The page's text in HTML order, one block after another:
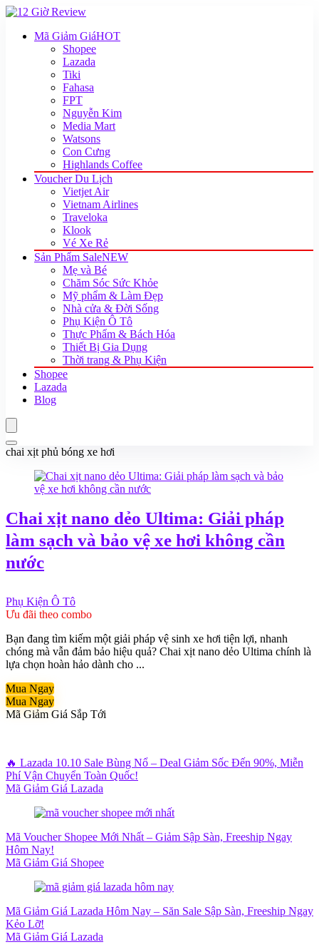
Mã Giảm GiáHOT
Shopee
Lazada
Tiki
Fahasa
FPT
Nguyễn Kim
Media Mart
Watsons
Con Cưng
Highlands Coffee
Voucher Du Lịch
Vietjet Air
Vietnam Airlines
Traveloka
Klook
Vé Xe Rẻ
Sản Phẩm SaleNEW
Mẹ và Bé
Chăm Sóc Sức Khỏe
Mỹ phẩm & Làm Đẹp
Nhà cửa & Đời Sống
Phụ Kiện Ô Tô
Thực Phẩm & Bách Hóa
Thiết Bị Gia Dụng
Thời trang & Phụ Kiện
Shopee
Lazada
Blog
chai xịt phủ bóng xe hơi
Chai xịt nano dẻo Ultima: Giải pháp
làm sạch và bảo vệ xe hơi không cần
nước
Phụ Kiện Ô Tô
Ưu đãi theo combo
Bạn đang tìm kiếm một giải pháp vệ sinh xe hơi tiện lợi, nhanh
chóng mà vẫn đảm bảo hiệu quả? Chai xịt nano dẻo Ultima chính là
lựa chọn hoàn hảo dành cho ...
Mua Ngay
Mua Ngay
Mã Giảm Giá Sắp Tới
🔥 Lazada 10.10 Sale Bùng Nổ – Deal Giảm Sốc Đến 90%, Miễn
Phí Vận Chuyển Toàn Quốc!
Mã Giảm Giá Lazada
Mã Voucher Shopee Mới Nhất – Giảm Sập Sàn, Freeship Ngay
Hôm Nay!
Mã Giảm Giá Shopee
Mã Giảm Giá Lazada Hôm Nay – Săn Sale Sập Sàn, Freeship Ngay
Kẻo Lỡ!
Mã Giảm Giá Lazada